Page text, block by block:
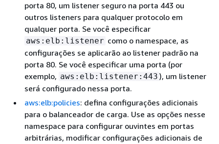
porta 80, um listener seguro na porta 443 ou
outros listeners para qualquer protocolo em
qualquer porta. Se você especificar
aws:elb:listener como o namespace, as
configurações se aplicarão ao listener padrão na
porta 80. Se você especificar uma porta (por
exemplo, aws:elb:listener:443 ), um listener
será configurado nessa porta.
aws:elb:policies: defina configurações adicionais
para o balanceador de carga. Use as opções nesse
namespace para configurar ouvintes em portas
arbitrárias, modificar configurações adicionais de